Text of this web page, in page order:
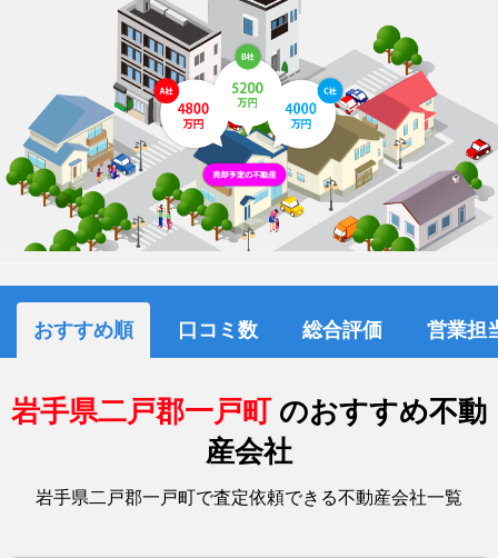
おすすめ順 口コミ数 総合評価 営業担
岩手県二戸郡一戸町 のおすすめ不動
産会社
岩手県二戸郡一戸町で査定依頼できる不動産会社一覧